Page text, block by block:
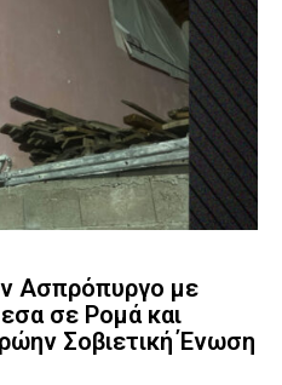
Ασπρόπυργο με
σε Ρομά και
Σοβιετική Ένωση